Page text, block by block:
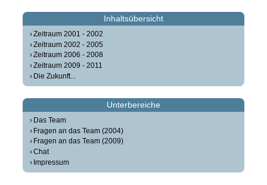
Inhaltsübersicht
Zeitraum 2001 - 2002
Zeitraum 2002 - 2005
Zeitraum 2006 - 2008
Zeitraum 2009 - 2011
Die Zukunft...
Unterbereiche
Das Team
Fragen an das Team (2004)
Fragen an das Team (2009)
Chat
Impressum